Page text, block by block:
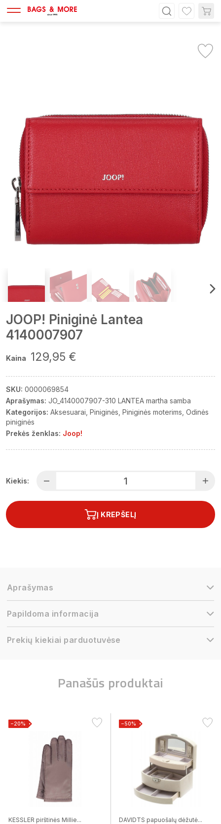
JOOP! Piniginė Lantea
4140007907
Kaina 129,95 €
SKU: 0000069854
Aprašymas: JO_4140007907-310 LANTEA martha samba
Kategorijos: Aksesuarai Piniginės Piniginės moterims Odinės
piniginės
Prekės ženklas: Joop!
Kiekis:
Į KREPŠELĮ
Aprašymas
Papildoma informacija
Prekių kiekiai parduotuvėse
Panašūs produktai
−20%
KESSLER pirštinės Millie...
−50%
DAVIDTS papuošalų dėžutė...